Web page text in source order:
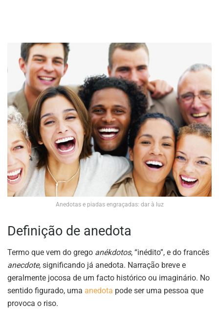
Anedotas e piadas engraçadas: dar à luz
Definição de anedota
Termo que vem do grego anékdotos, “inédito”, e do francês
anecdote, significando já anedota. Narração breve e
geralmente jocosa de um facto histórico ou imaginário. No
sentido figurado, uma anedota pode ser uma pessoa que
provoca o riso.